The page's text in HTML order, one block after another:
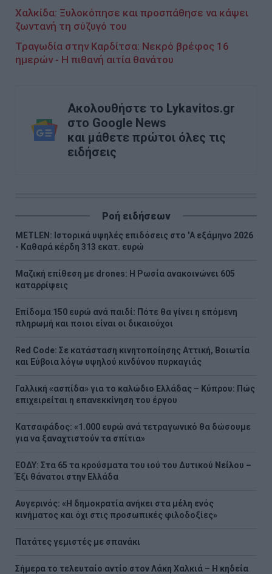
Χαλκίδα: Ξυλοκόπησε και προσπάθησε να κάψει
ζωντανή τη σύζυγό του
Τραγωδία στην Καρδίτσα: Νεκρό βρέφος 16
ημερών - Η πιθανή αιτία θανάτου
Ακολουθήστε το Lykavitos.gr
στο Google News
και μάθετε πρώτοι όλες τις
ειδήσεις
Ροή ειδήσεων
METLEN: Iστορικά υψηλές επιδόσεις στο 'A εξάμηνο 2026
- Kαθαρά κέρδη 313 εκατ. ευρώ
Μαζική επίθεση με drones: Η Ρωσία ανακοινώνει 605
καταρρίψεις
Επίδομα 150 ευρώ ανά παιδί: Πότε θα γίνει η επόμενη
πληρωμή και ποιοι είναι οι δικαιούχοι
Red Code: Σε κατάσταση κινητοποίησης Αττική, Βοιωτία
και Εύβοια λόγω υψηλού κινδύνου πυρκαγιάς
Γαλλική «ασπίδα» για το καλώδιο Ελλάδας – Κύπρου: Πώς
επιχειρείται η επανεκκίνηση του έργου
Κατσαφάδος: «1.000 ευρώ ανά τετραγωνικό θα δώσουμε
για να ξαναχτιστούν τα σπίτια»
ΕΟΔΥ: Στα 65 τα κρούσματα του ιού του Δυτικού Νείλου –
Έξι θάνατοι στην Ελλάδα
Αυγερινός: «Η δημοκρατία ανήκει στα μέλη ενός
κινήματος και όχι στις προσωπικές φιλοδοξίες»
Πατάτες γεμιστές με σπανάκι
Σήμερα το τελευταίο αντίο στον Λάκη Χαλκιά – Η κηδεία